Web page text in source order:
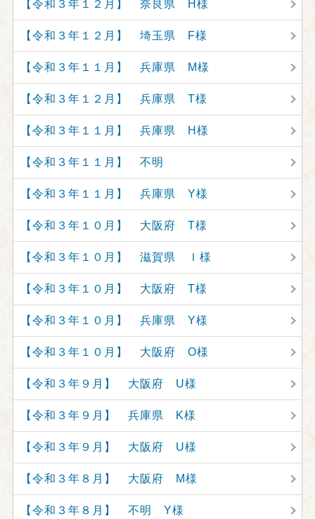
【令和３年１２月】 奈良県 H様
【令和３年１２月】 埼玉県 F様
【令和３年１１月】 兵庫県 M様
【令和３年１２月】 兵庫県 T様
【令和３年１１月】 兵庫県 H様
【令和３年１１月】 不明
【令和３年１１月】 兵庫県 Y様
【令和３年１０月】 大阪府 T様
【令和３年１０月】 滋賀県 Ｉ様
【令和３年１０月】 大阪府 T様
【令和３年１０月】 兵庫県 Y様
【令和３年１０月】 大阪府 O様
【令和３年９月】 大阪府 U様
【令和３年９月】 兵庫県 K様
【令和３年９月】 大阪府 U様
【令和３年８月】 大阪府 M様
【令和３年８月】 不明 Y様